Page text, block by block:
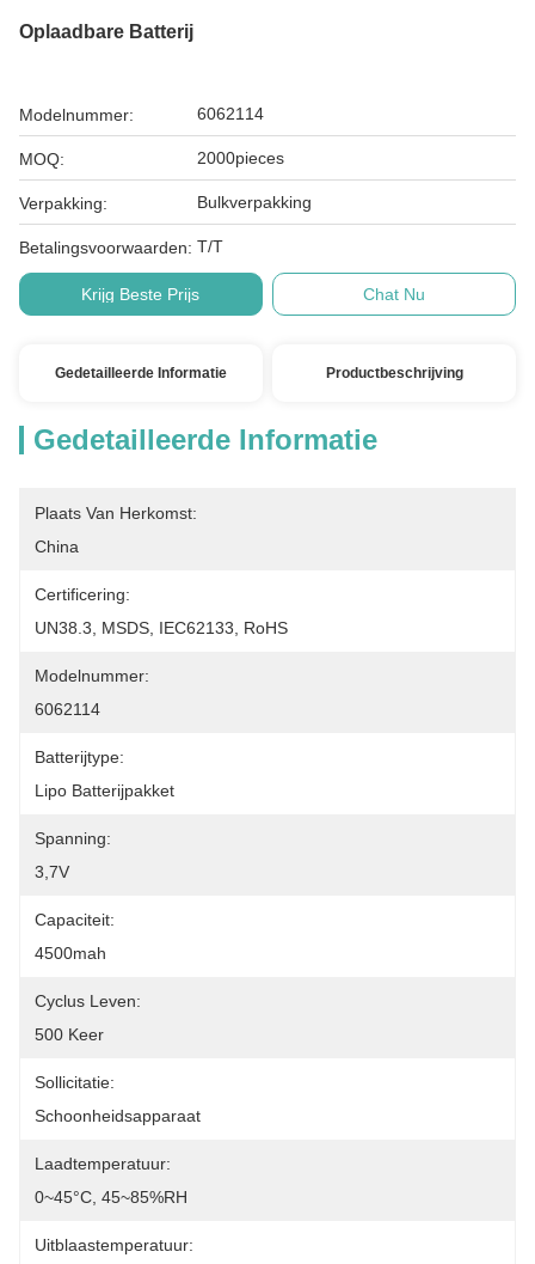
Oplaadbare Batterij
Modelnummer: 6062114
MOQ: 2000pieces
Verpakking: Bulkverpakking
Betalingsvoorwaarden: T/T
Krijg Beste Prijs Chat Nu
Gedetailleerde Informatie Productbeschrijving
Gedetailleerde Informatie
Plaats Van Herkomst:
China
Certificering:
UN38.3, MSDS, IEC62133, RoHS
Modelnummer:
6062114
Batterijtype:
Lipo Batterijpakket
Spanning:
3,7V
Capaciteit:
4500mah
Cyclus Leven:
500 Keer
Sollicitatie:
Schoonheidsapparaat
Laadtemperatuur:
0~45°C, 45~85%RH
Uitblaastemperatuur: